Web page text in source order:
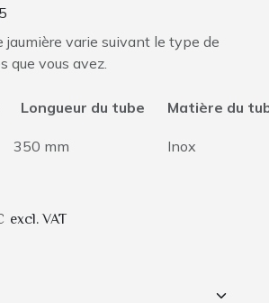
jaumière varie suivant le type de
que vous avez.
Longueur du tube Matière du
350 mm Inox
excl. VAT